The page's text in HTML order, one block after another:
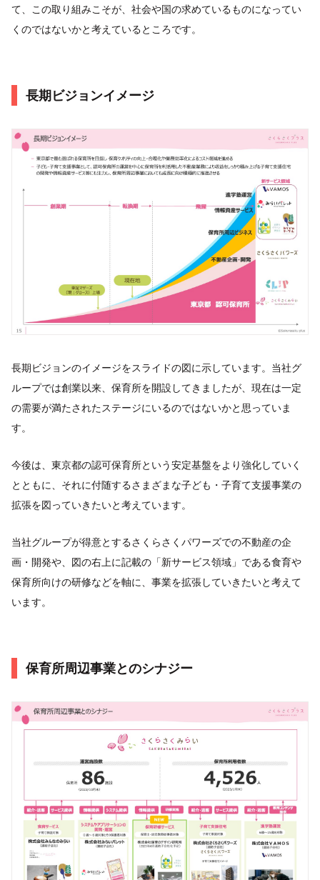
て、この取り組みこそが、社会や国の求めているものになってい
くのではないかと考えているところです。
長期ビジョンイメージ
長期ビジョンのイメージをスライドの図に示しています。当社グ
ループでは創業以来、保育所を開設してきましたが、現在は一定
の需要が満たされたステージにいるのではないかと思っていま
す。
今後は、東京都の認可保育所という安定基盤をより強化していく
とともに、それに付随するさまざまな子ども・子育て支援事業の
拡張を図っていきたいと考えています。
当社グループが得意とするさくらさくパワーズでの不動産の企
画・開発や、図の右上に記載の「新サービス領域」である食育や
保育所向けの研修などを軸に、事業を拡張していきたいと考えて
います。
保育所周辺事業とのシナジー